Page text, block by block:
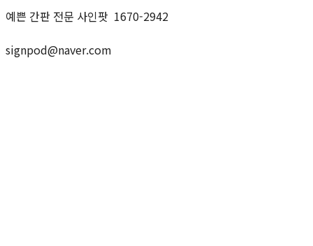
예쁜 간판 전문 사인팟 1670-2942
signpod@naver.com